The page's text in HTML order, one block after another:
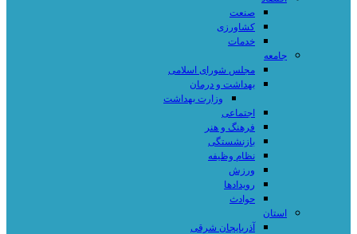
صنعت
کشاورزی
خدمات
جامعه
مجلس شورای اسلامی
بهداشت و درمان
وزارت بهداشت
اجتماعی
فرهنگ و هنر
بازنشستگی
نظام وظیفه
ورزش
رویدادها
حوادث
استان
آذربایجان شرقی